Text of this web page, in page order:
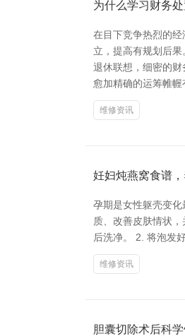
为什么学习财务
在目下竞争热烈的
立，提高有规划后
退休联想，细密的
愈加精确的运筹帷
维修资讯
妊妇炖燕窝食谱
孕期是女性躯壳变
质、改善皮肤情状
后洗净。 2. 将泡发
维修资讯
胆囊切除术后科